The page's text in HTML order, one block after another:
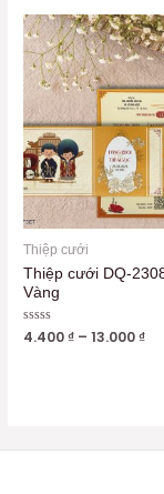
Thiệp cưới
Thiệp cưới DQ-
Vàng
Được
xếp
4.400₫ –13.000₫